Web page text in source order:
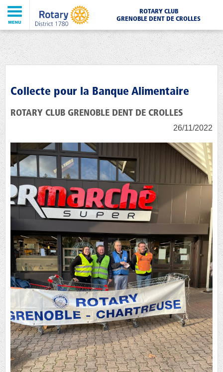
ROTARY CLUB
GRENOBLE DENT DE CROLLES
Collecte pour la Banque Alimentaire
ROTARY CLUB GRENOBLE DENT DE CROLLES
26/11/2022